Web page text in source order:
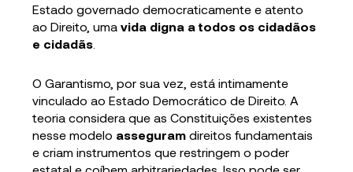
Estado governado democraticamente e atento
ao Direito, umavida digna a todos os cidadãos
e cidadãs
O Garantismo, por sua vez, está intimamente
vinculado ao Estado Democrático de Direito. A
teoria considera que as Constituições existentes
nesse modelo asseguram direitos fundamentais
e criam instrumentos que restringem o poder